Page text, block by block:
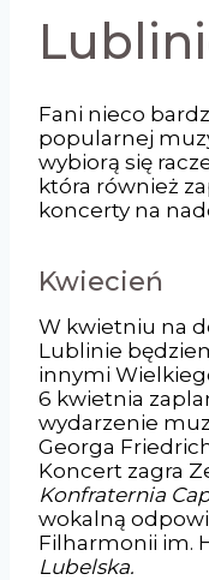
Fani nieco
popularnej
wybiorą się
która również
koncerty na
Kwiecień
W kwietniu na
Lublinie
innymi
6 kwietnia
wydarzenie
Georga
Koncert zagra
Konfraternia
wokalną
Filharmonii im.
Lubelska.